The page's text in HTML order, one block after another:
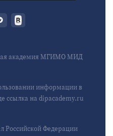
академия МГИМО МИД
информации в
ссылка на dipacademy.ru
Российской Федерации